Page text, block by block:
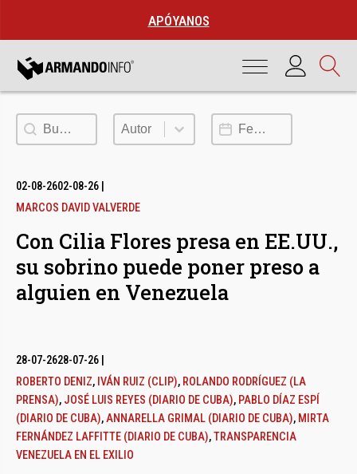
APÓYANOS
Buscar Autor
Autor Fecha de publicación
02-08-2602-08-26
MARCOS DAVID VALVERDE
Con Cilia Flores presa en EE.UU.,
su sobrino puede poner preso a
alguien en Venezuela
28-07-2628-07-26
ROBERTO DENIZ, IVÁN RUIZ (CLIP), ROLANDO RODRÍGUEZ (LA
PRENSA), JOSÉ LUIS REYES (DIARIO DE CUBA), PABLO DÍAZ ESPÍ
(DIARIO DE CUBA),ANNARELLA GRIMAL (DIARIO DE CUBA), MIRTA
FERNÁNDEZ LAFFITTE (DIARIO DE CUBA),TRANSPARENCIA
VENEZUELA EN EL EXILIO